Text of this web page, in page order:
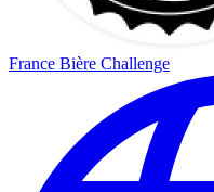
France Bière Challenge